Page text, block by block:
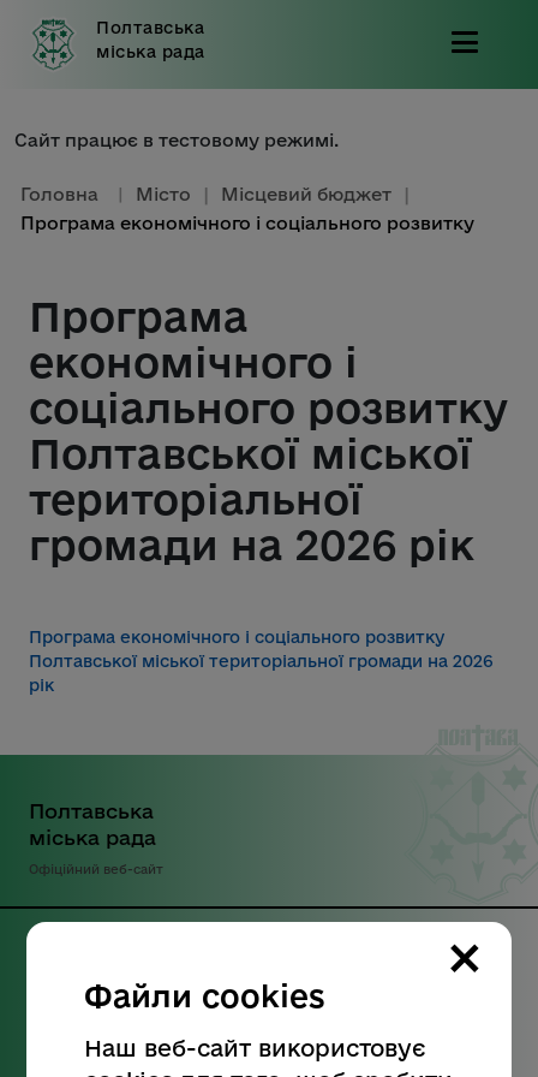
Полтавська
міська рада
Сайт працює в тестовому режимі.
Головна | Місто | Місцевий бюджет |
Програма економічного і соціального розвитку
Програма
економічного і
соціального розвитку
Полтавської міської
територіальної
громади на 2026 рік
Програма економічного і соціального розвитку
Полтавської міської територіальної громади на 2026
рік
Полтавська
міська рада
Офіційний веб-сайт
Інформаційна довідка:
+38 (0532) 52-25-26
×
Файли cookies
Наш веб-сайт використовує